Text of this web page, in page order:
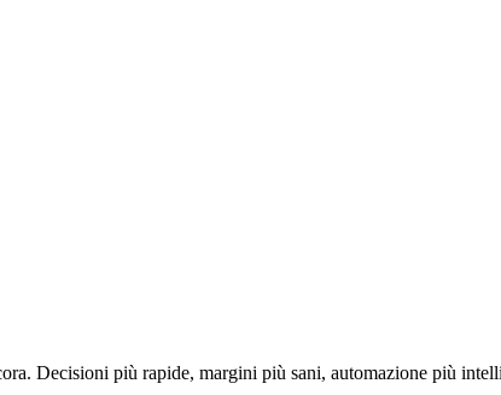
Decisioni più rapide, margini più sani, automazione più